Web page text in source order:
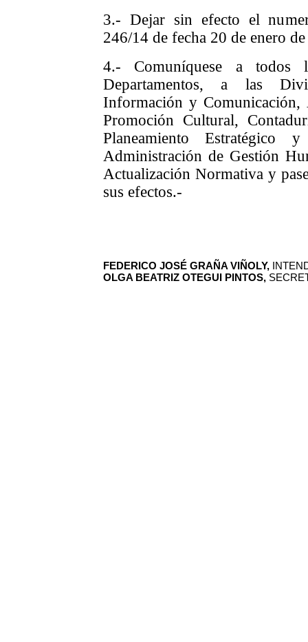
3.- Dejar sin efecto el
246/14 de fecha 20 de enero
4.- Comuníquese a todos
Departamentos, a las
Información y Comunicación,
Promoción Cultural,
Planeamiento Estratégico
Administración de Gestión
Actualización Normativa y
sus efectos.-
FEDERICO JOSÉ GRAÑA VIÑOLY,
OLGA BEATRIZ OTEGUI PINTOS,